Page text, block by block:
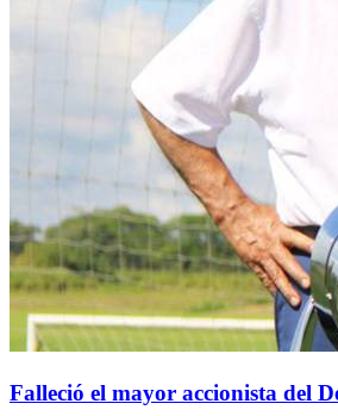
Falleció el mayor accionista del